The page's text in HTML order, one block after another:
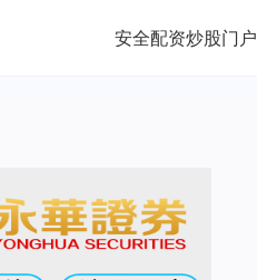
安全配资炒股门户